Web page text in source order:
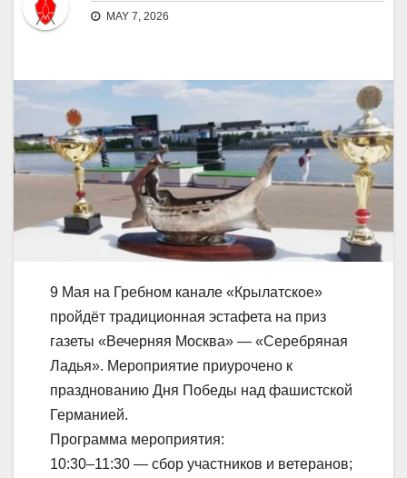
MAY 7, 2026
9 Мая на Гребном канале «Крылатское»
пройдёт традиционная эстафета на приз
газеты «Вечерняя Москва» — «Серебряная
Ладья». Мероприятие приурочено к
празднованию Дня Победы над фашистской
Германией.
Программа мероприятия:
10:30–11:30 — сбор участников и ветеранов;